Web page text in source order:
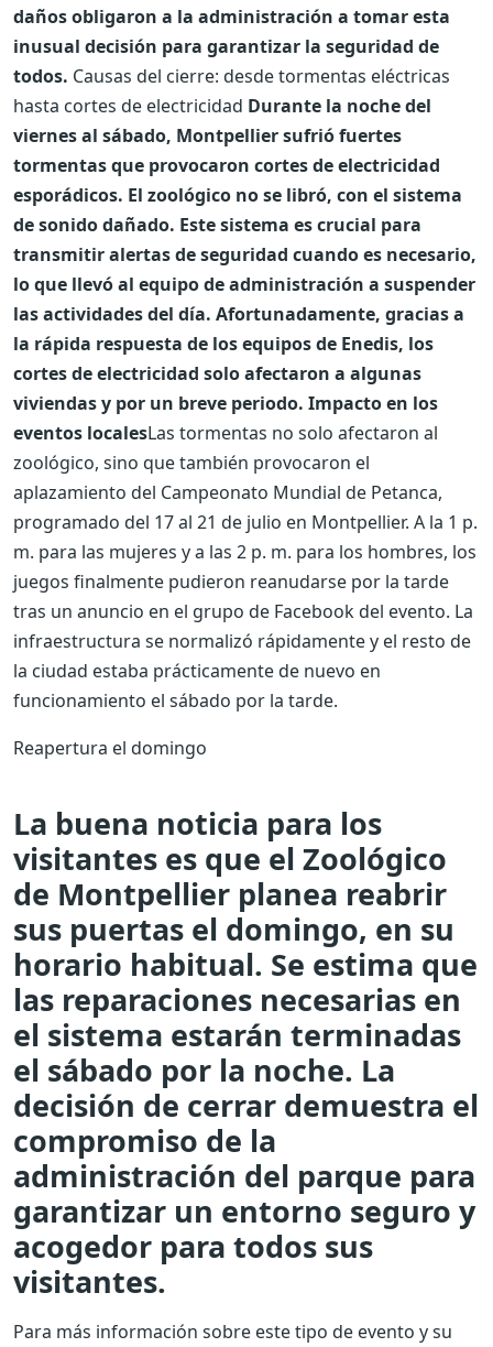
daños obligaron a la administración a tomar esta
inusual decisión para garantizar la seguridad de
todos. Causas del cierre: desde tormentas eléctricas
hasta cortes de electricidad Durante la noche del
viernes al sábado, Montpellier sufrió fuertes
tormentas que provocaron cortes de electricidad
esporádicos. El zoológico no se libró, con el sistema
de sonido dañado. Este sistema es crucial para
transmitir alertas de seguridad cuando es necesario,
lo que llevó al equipo de administración a suspender
las actividades del día. Afortunadamente, gracias a
la rápida respuesta de los equipos de Enedis, los
cortes de electricidad solo afectaron a algunas
viviendas y por un breve periodo. Impacto en los
eventos localesLas tormentas no solo afectaron al
zoológico, sino que también provocaron el
aplazamiento del Campeonato Mundial de Petanca,
programado del 17 al 21 de julio en Montpellier. A la 1 p.
m. para las mujeres y a las 2 p. m. para los hombres, los
juegos finalmente pudieron reanudarse por la tarde
tras un anuncio en el grupo de Facebook del evento. La
infraestructura se normalizó rápidamente y el resto de
la ciudad estaba prácticamente de nuevo en
funcionamiento el sábado por la tarde.
Reapertura el domingo
La buena noticia para los
visitantes es que el Zoológico
de Montpellier planea reabrir
sus puertas el domingo, en su
horario habitual. Se estima que
las reparaciones necesarias en
el sistema estarán terminadas
el sábado por la noche. La
decisión de cerrar demuestra el
compromiso de la
administración del parque para
garantizar un entorno seguro y
acogedor para todos sus
visitantes.
Para más información sobre este tipo de evento y su